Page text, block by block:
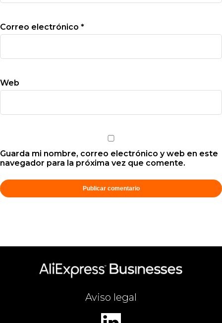
Correo electrónico *
Web
Guarda mi nombre, correo electrónico y web en este
navegador para la próxima vez que comente.
Aviso legal